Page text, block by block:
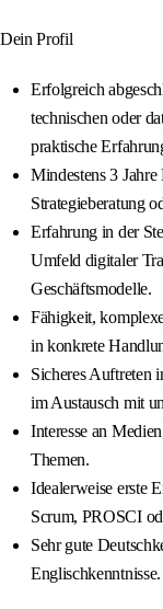
Dein Profil
Erfolgreich
technischen oder
praktische
Mindestens 3
Strategieberatung
Erfahrung in der
Umfeld digitaler
Geschäftsmodelle.
Fähigkeit,
in konkrete
Sicheres Auftreten
im Austausch mit
Interesse an
Themen.
Idealerweise erste
Scrum, PROSCI
Sehr gute
Englischkenntnisse.